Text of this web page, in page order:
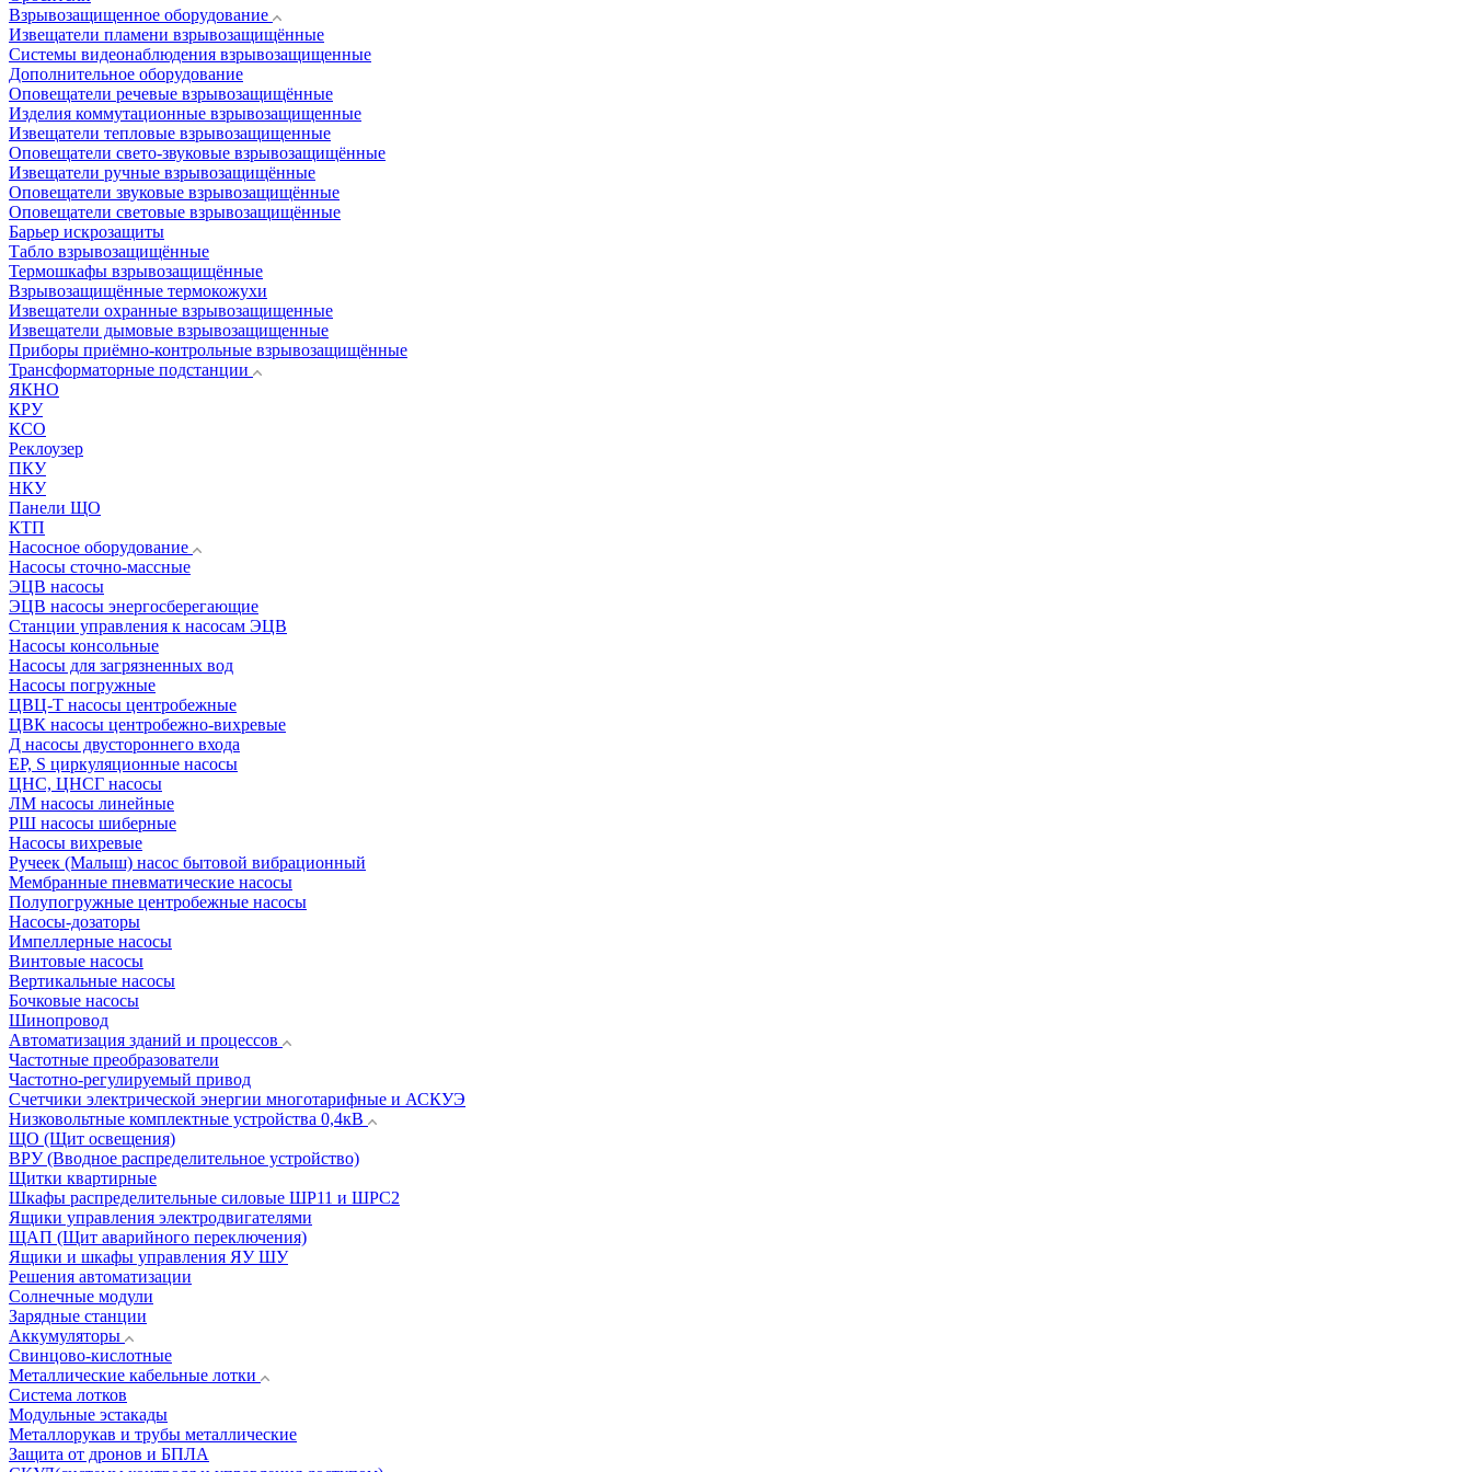
Взрывозащищенное оборудование
Извещатели пламени взрывозащищённые
Системы видеонаблюдения взрывозащищенные
Дополнительное оборудование
Оповещатели речевые взрывозащищённые
Изделия коммутационные взрывозащищенные
Извещатели тепловые взрывозащищенные
Оповещатели свето-звуковые взрывозащищённые
Извещатели ручные взрывозащищённые
Оповещатели звуковые взрывозащищённые
Оповещатели световые взрывозащищённые
Барьер искрозащиты
Табло взрывозащищённые
Термошкафы взрывозащищённые
Взрывозащищённые термокожухи
Извещатели охранные взрывозащищенные
Извещатели дымовые взрывозащищенные
Приборы приёмно-контрольные взрывозащищённые
Трансформаторные подстанции
ЯКНО
КРУ
КСО
Реклоузер
ПКУ
НКУ
Панели ЩО
КТП
Насосное оборудование
Насосы сточно-массные
ЭЦВ насосы
ЭЦВ насосы энергосберегающие
Станции управления к насосам ЭЦВ
Насосы консольные
Насосы для загрязненных вод
Насосы погружные
ЦВЦ-Т насосы центробежные
ЦВК насосы центробежно-вихревые
Д насосы двустороннего входа
EP, S циркуляционные насосы
ЦНС, ЦНСГ насосы
ЛМ насосы линейные
РШ насосы шиберные
Насосы вихревые
Ручеек (Малыш) насос бытовой вибрационный
Мембранные пневматические насосы
Полупогружные центробежные насосы
Насосы-дозаторы
Импеллерные насосы
Винтовые насосы
Вертикальные насосы
Бочковые насосы
Шинопровод
Автоматизация зданий и процессов
Частотные преобразователи
Частотно-регулируемый привод
Счетчики электрической энергии многотарифные и АСКУЭ
Низковольтные комплектные устройства 0,4кВ
ЩО (Щит освещения)
ВРУ (Вводное распределительное устройство)
Щитки квартирные
Шкафы распределительные силовые ШР11 и ШРС2
Ящики управления электродвигателями
ЩАП (Щит аварийного переключения)
Ящики и шкафы управления ЯУ ШУ
Решения автоматизации
Солнечные модули
Зарядные станции
Аккумуляторы
Свинцово-кислотные
Металлические кабельные лотки
Система лотков
Модульные эстакады
Металлорукав и трубы металлические
Защита от дронов и БПЛА